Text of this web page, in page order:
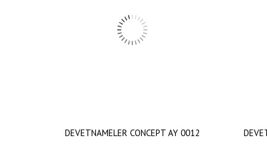
DEVETNAMELER CONCEPT AY 0012